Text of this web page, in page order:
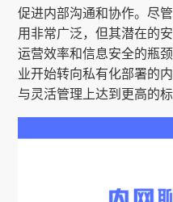
促进内部沟通和协作。尽
用非常广泛，但其潜在的
运营效率和信息安全的瓶
业开始转向私有化部署的
与灵活管理上达到更高的标